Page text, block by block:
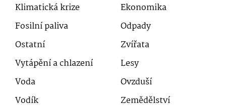
Klimatická krize
Ekonomika
Fosilní paliva
Odpady
Ostatní
Zvířata
Vytápění a chlazení
Lesy
Voda
Ovzduší
Vodík
Zemědělství